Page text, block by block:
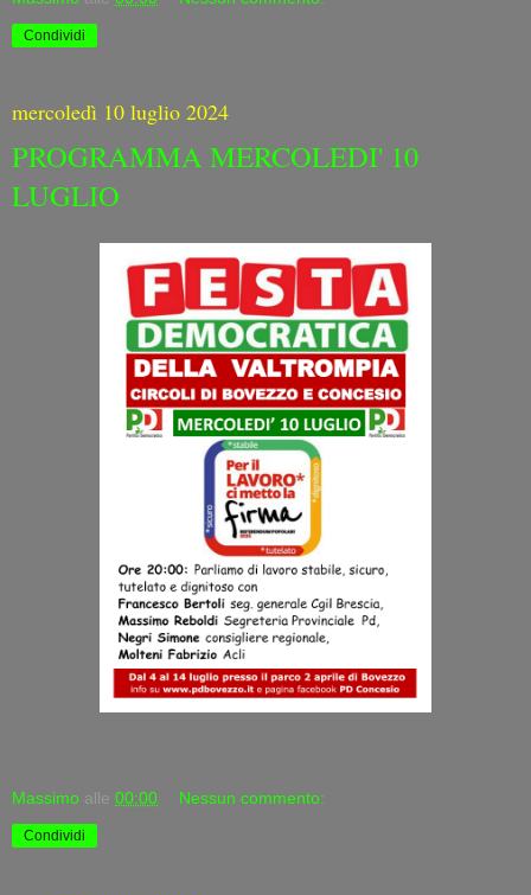
Condividi
mercoledì 10 luglio 2024
PROGRAMMA MERCOLEDI' 10
LUGLIO
Massimo alle 00:00 Nessun commento:
Condividi